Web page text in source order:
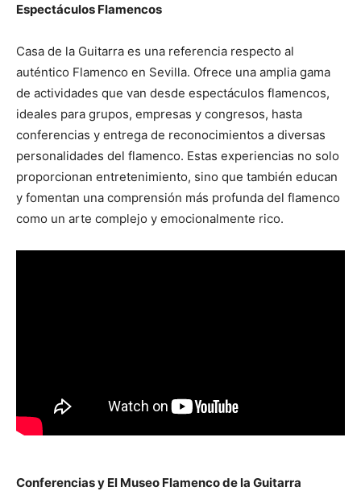
Espectáculos Flamencos
Casa de la Guitarra es una referencia respecto al
auténtico Flamenco en Sevilla. Ofrece una amplia gama
de actividades que van desde espectáculos flamencos,
ideales para grupos, empresas y congresos, hasta
conferencias y entrega de reconocimientos a diversas
personalidades del flamenco. Estas experiencias no solo
proporcionan entretenimiento, sino que también educan
y fomentan una comprensión más profunda del flamenco
como un arte complejo y emocionalmente rico.
Conferencias y El Museo Flamenco de la Guitarra